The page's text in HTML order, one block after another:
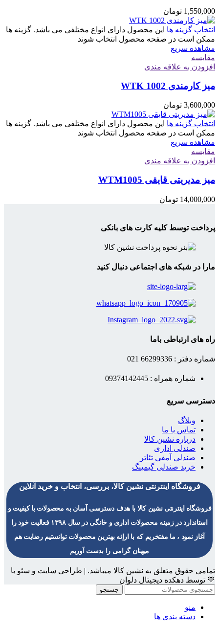
1,550,000 تومان
انتخاب گزینه ها این محصول دارای انواع مختلفی می باشد. گزینه ها
ممکن است در صفحه محصول انتخاب شوند
مشاهده سریع
مقایسه
افزودن به علاقه مندی
میز کارمندی WTK 1002
3,600,000 تومان
انتخاب گزینه ها این محصول دارای انواع مختلفی می باشد. گزینه ها
ممکن است در صفحه محصول انتخاب شوند
مشاهده سریع
مقایسه
افزودن به علاقه مندی
میز مدیریتی قایقی WTM1005
14,000,000 تومان
پرداخت توسط کلیه کارت های بانکی
مارا در شبکه های اجتماعی دنبال کنید
راه های ارتباطی باما
شماره دفتر : 66299336 021
شماره همراه : 09374142445
دسترسی سریع
وبلاگ
تماس با ما
درباره نشین کالا
صندلی اداری
صندلی آمفی تئاتر
خرید صندلی گیمینگ
فروشگاه اینترنتی نشین کالا، بررسی، انتخاب و خرید آنلاین
فروشگاه اینترنتی نشین کالا با هدف دسترسی آسان به محصولات با کیفیت و
استاندارد در زمینه محصولات اداری و خانگی در سال ۱۳۹۸ فعالیت خود را
آغاز نمود ، ما مفتخریم که با اراِئه بهترین محصولات توانستیم رضایت هم
میهنان گرامی را بدست آوریم
تمامی حقوق متعلق به نشین کالا میباشد. | طراحی سایت و سئو با
🧡 توسط دهکده دیجیتال دلوان
جستجو
منو
دسته بندی ها